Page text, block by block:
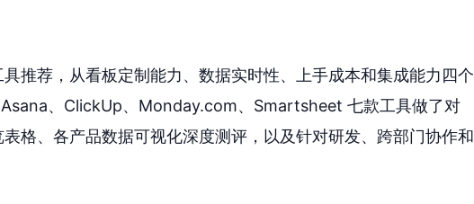
推荐，从看板定制能力、数据实时性、上手成本和集成能力四个
、ClickUp、Monday.com、Smartsheet 七款工具做了对
格、各产品数据可视化深度测评，以及针对研发、跨部门协作和